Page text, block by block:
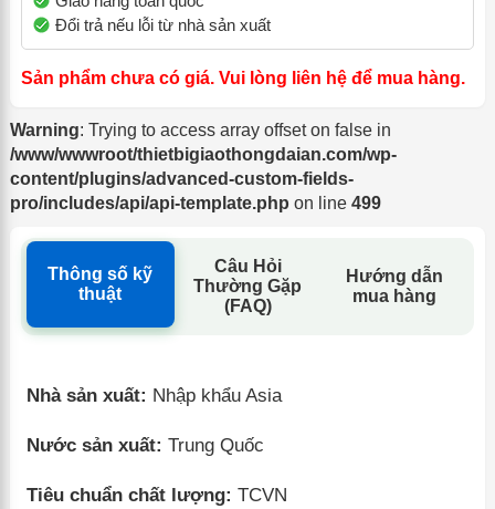
Đổi trả nếu lỗi từ nhà sản xuất
Sản phẩm chưa có giá. Vui lòng liên hệ để mua hàng.
Warning: Trying to access array offset on false in
/www/wwwroot/thietbigiaothongdaian.com/wp-
content/plugins/advanced-custom-fields-
pro/includes/api/api-template.php on line499
Thông số kỹ
thuật
Câu Hỏi
Thường Gặp
(FAQ)
Hướng dẫn
mua hàng
Nhà sản xuất: Nhập khẩu Asia
Nước sản xuất:Trung Quốc
Tiêu chuẩn chất lượng:TCVN